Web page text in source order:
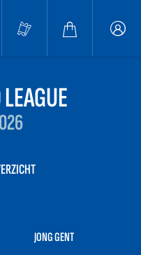
JONG GENT